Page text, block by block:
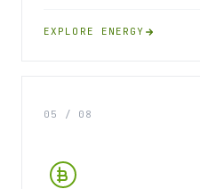
EXPLORE ENERGY
05 / 08